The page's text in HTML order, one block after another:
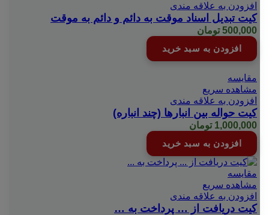
افزودن به علاقه مندی
کیت تبدیل اسناد موقت به دائم و دائم به موقت
500,000 تومان
افزودن به سبد خرید
مقایسه
مشاهده سریع
افزودن به علاقه مندی
کیت حواله بین انبارها (چند انباره)
1,000,000 تومان
افزودن به سبد خرید
مقایسه
مشاهده سریع
افزودن به علاقه مندی
کیت دریافت از … پرداخت به …